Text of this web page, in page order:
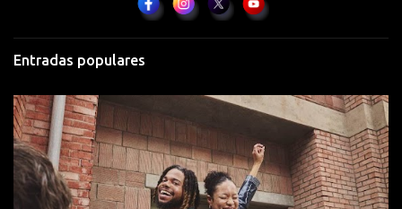
Entradas populares